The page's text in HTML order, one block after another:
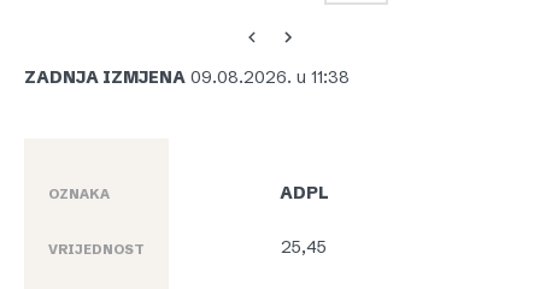
ZADNJA IZMJENA 09.08.2026. u 11:38
OZNAKA
VRIJEDNOST
ADPL
25,45